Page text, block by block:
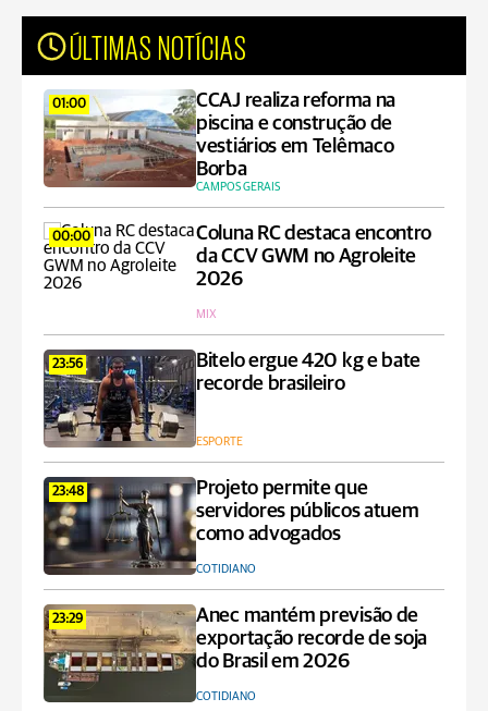
ÚLTIMAS NOTÍCIAS
01:00
CCAJ realiza reforma na
piscina e construção de
vestiários em Telêmaco
Borba
CAMPOS GERAIS
00:00
Coluna RC destaca encontro
da CCV GWM no Agroleite
2026
MIX
23:56
Bitelo ergue 420 kg e bate
recorde brasileiro
ESPORTE
23:48
Projeto permite que
servidores públicos atuem
como advogados
COTIDIANO
23:29
Anec mantém previsão de
exportação recorde de soja
do Brasil em 2026
COTIDIANO